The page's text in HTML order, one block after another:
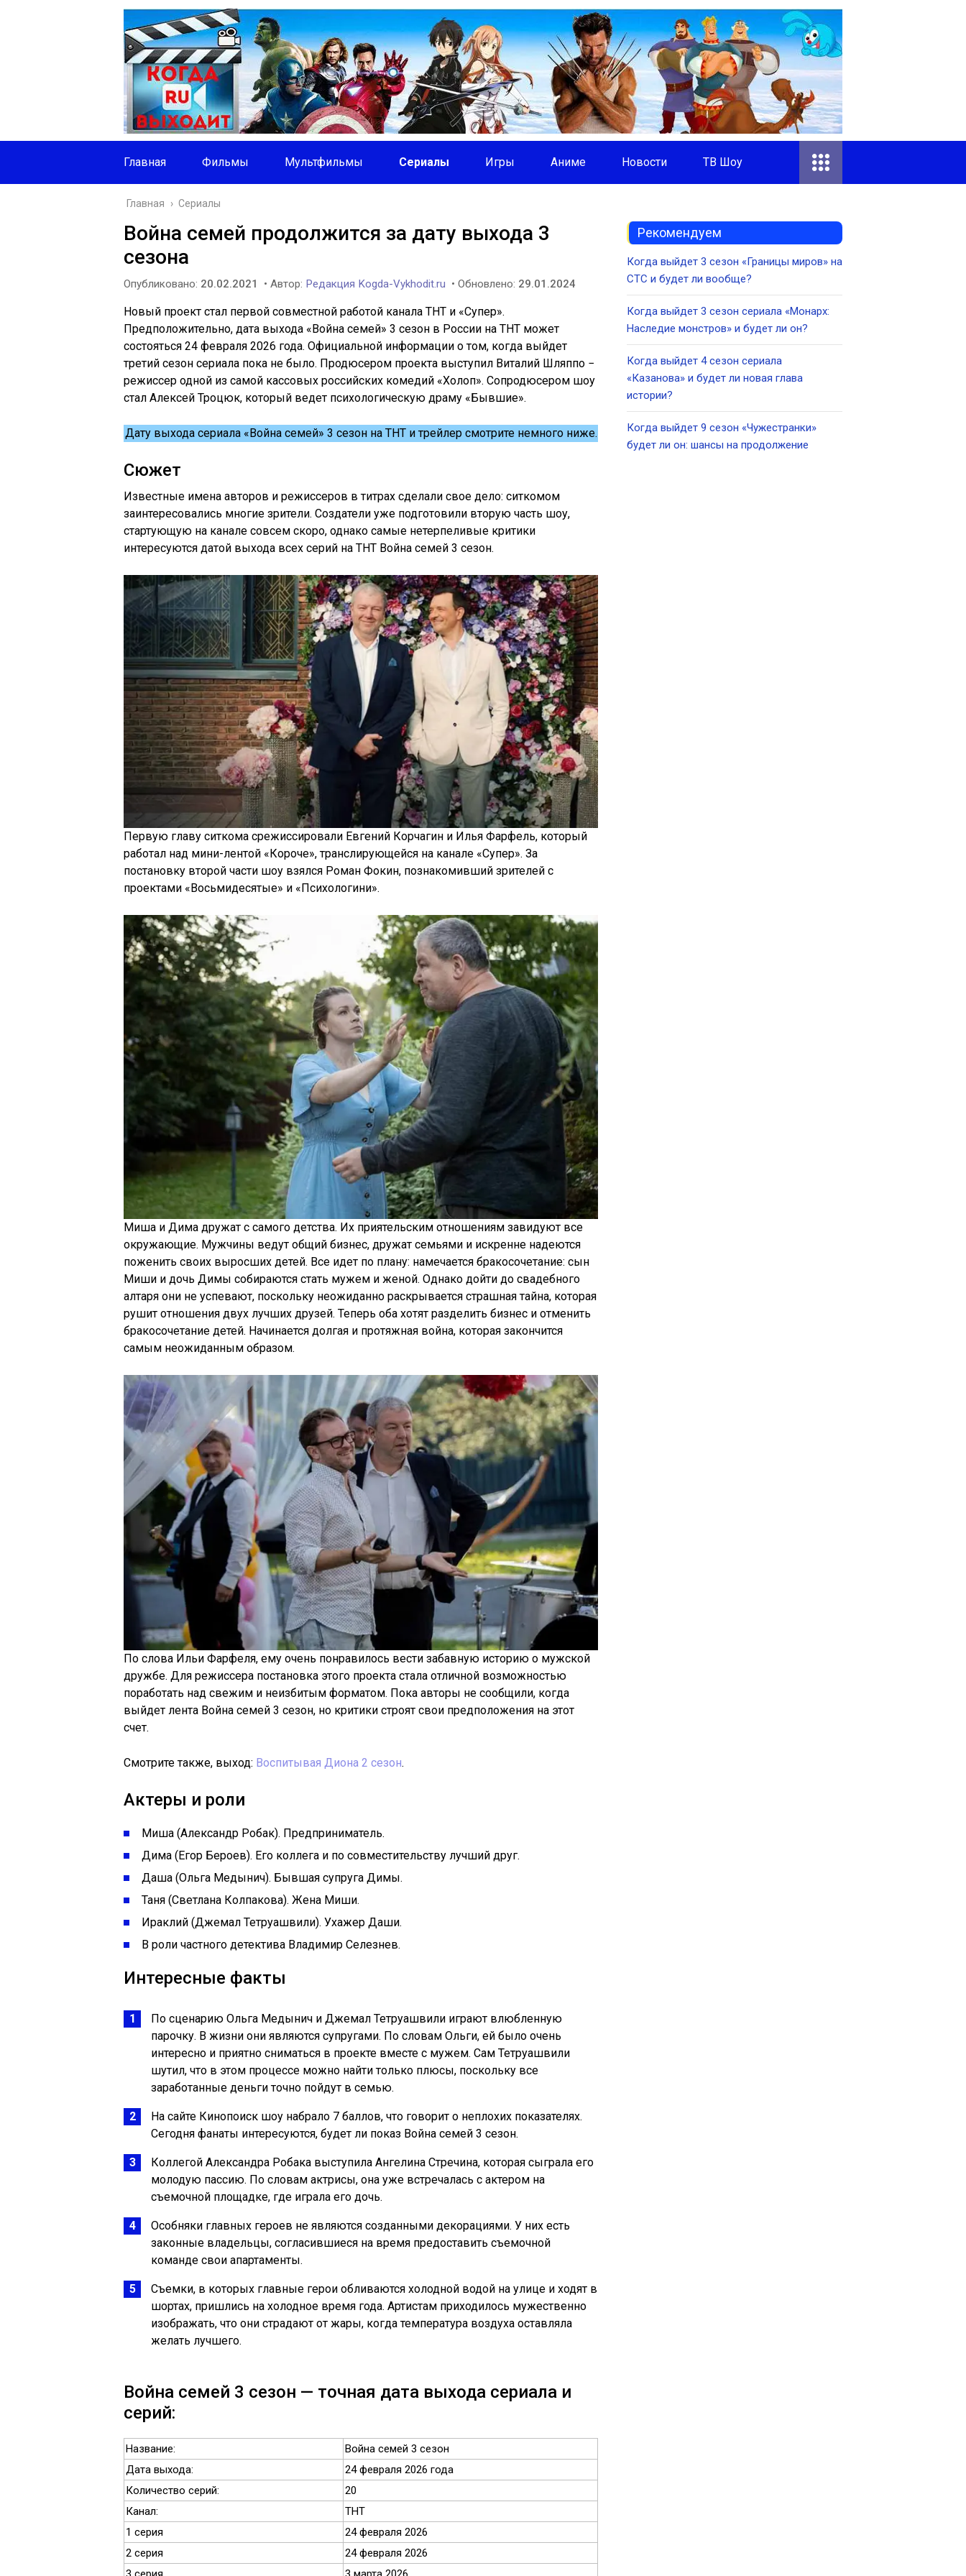
Главная Фильмы Мультфильмы Сериалы Игры Аниме Новости ТВ Шоу
Главная › Сериалы
Война семей продолжится за дату выхода 3
сезона
Опубликовано: 20.02.2021 • Автор: Редакция Kogda-Vykhodit.ru • Обновлено: 29.01.2024
Новый проект стал первой совместной работой канала ТНТ и «Супер».
Предположительно, дата выхода «Война семей» 3 сезон в России на ТНТ может
состояться 24 февраля 2026 года. Официальной информации о том, когда выйдет
третий сезон сериала пока не было. Продюсером проекта выступил Виталий Шляппо −
режиссер одной из самой кассовых российских комедий «Холоп». Сопродюсером шоу
стал Алексей Троцюк, который ведет психологическую драму «Бывшие».
Дату выхода сериала «Война семей» 3 сезон на ТНТ и трейлер смотрите немного ниже.
Сюжет
Известные имена авторов и режиссеров в титрах сделали свое дело: ситкомом
заинтересовались многие зрители. Создатели уже подготовили вторую часть шоу,
стартующую на канале совсем скоро, однако самые нетерпеливые критики
интересуются датой выхода всех серий на ТНТ Война семей 3 сезон.
Первую главу ситкома срежиссировали Евгений Корчагин и Илья Фарфель, который
работал над мини-лентой «Короче», транслирующейся на канале «Супер». За
постановку второй части шоу взялся Роман Фокин, познакомивший зрителей с
проектами «Восьмидесятые» и «Психологини».
Миша и Дима дружат с самого детства. Их приятельским отношениям завидуют все
окружающие. Мужчины ведут общий бизнес, дружат семьями и искренне надеются
поженить своих выросших детей. Все идет по плану: намечается бракосочетание: сын
Миши и дочь Димы собираются стать мужем и женой. Однако дойти до свадебного
алтаря они не успевают, поскольку неожиданно раскрывается страшная тайна, которая
рушит отношения двух лучших друзей. Теперь оба хотят разделить бизнес и отменить
бракосочетание детей. Начинается долгая и протяжная война, которая закончится
самым неожиданным образом.
По слова Ильи Фарфеля, ему очень понравилось вести забавную историю о мужской
дружбе. Для режиссера постановка этого проекта стала отличной возможностью
поработать над свежим и неизбитым форматом. Пока авторы не сообщили, когда
выйдет лента Война семей 3 сезон, но критики строят свои предположения на этот
счет.
Смотрите также, выход: Воспитывая Диона 2 сезон.
Актеры и роли
Миша (Александр Робак). Предприниматель.
Дима (Егор Бероев). Его коллега и по совместительству лучший друг.
Даша (Ольга Медынич). Бывшая супруга Димы.
Таня (Светлана Колпакова). Жена Миши.
Ираклий (Джемал Тетруашвили). Ухажер Даши.
В роли частного детектива Владимир Селезнев.
Интересные факты
По сценарию Ольга Медынич и Джемал Тетруашвили играют влюбленную
парочку. В жизни они являются супругами. По словам Ольги, ей было очень
интересно и приятно сниматься в проекте вместе с мужем. Сам Тетруашвили
шутил, что в этом процессе можно найти только плюсы, поскольку все
заработанные деньги точно пойдут в семью.
На сайте Кинопоиск шоу набрало 7 баллов, что говорит о неплохих показателях.
Сегодня фанаты интересуются, будет ли показ Война семей 3 сезон.
Коллегой Александра Робака выступила Ангелина Стречина, которая сыграла его
молодую пассию. По словам актрисы, она уже встречалась с актером на
съемочной площадке, где играла его дочь.
Особняки главных героев не являются созданными декорациями. У них есть
законные владельцы, согласившиеся на время предоставить съемочной
команде свои апартаменты.
Съемки, в которых главные герои обливаются холодной водой на улице и ходят в
шортах, пришлись на холодное время года. Артистам приходилось мужественно
изображать, что они страдают от жары, когда температура воздуха оставляла
желать лучшего.
Война семей 3 сезон — точная дата выхода сериала и
серий:
Название:
Война семей 3 сезон
Дата выхода:
24 февраля 2026 года
Количество серий:
20
Канал:
ТНТ
1 серия
24 февраля 2026
2 серия
24 февраля 2026
Рекомендуем
Когда выйдет 3 сезон «Границы миров» на
СТС и будет ли вообще?
Когда выйдет 3 сезон сериала «Монарх:
Наследие монстров» и будет ли он?
Когда выйдет 4 сезон сериала
«Казанова» и будет ли новая глава
истории?
Когда выйдет 9 сезон «Чужестранки»
будет ли он: шансы на продолжение